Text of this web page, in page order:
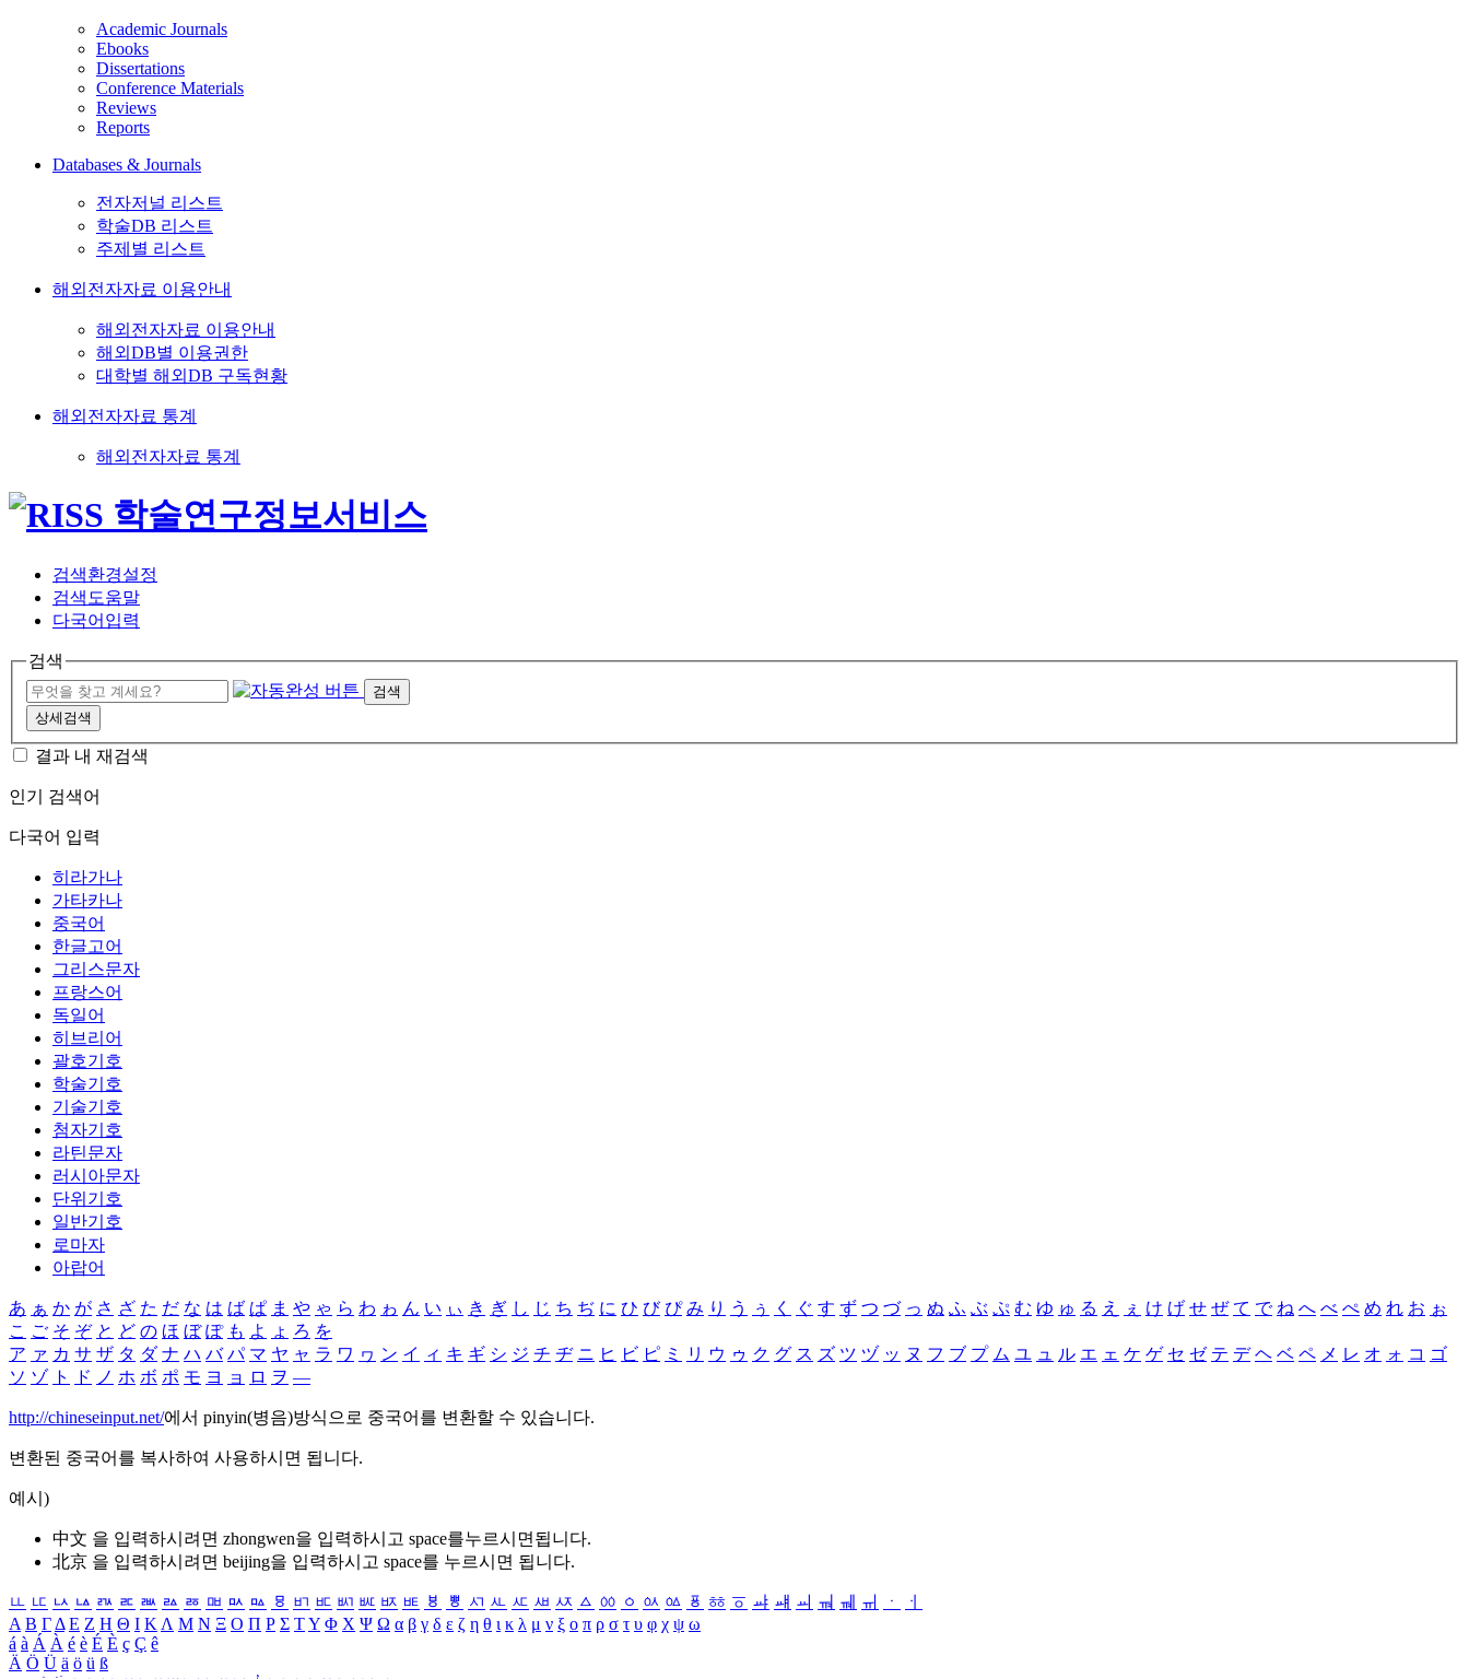
Academic Journals
Ebooks
Dissertations
Conference Materials
Reviews
Reports
Databases & Journals
전자저널 리스트
학술DB 리스트
주제별 리스트
해외전자자료 이용안내
해외전자자료 이용안내
해외DB별 이용권한
대학별 해외DB 구독현황
해외전자자료 통계
해외전자자료 통계
검색환경설정
검색도움말
다국어입력
검색
검색
상세검색
결과 내 재검색
인기 검색어
다국어 입력
히라가나
가타카나
중국어
한글고어
그리스문자
프랑스어
독일어
히브리어
괄호기호
학술기호
기술기호
첨자기호
라틴문자
러시아문자
단위기호
일반기호
로마자
아랍어
あ ぁ か が さ ざ た だ な は ば ぱ ま や ゃ ら わ ゎ ん い ぃ き ぎ し じ ち ぢ に ひ び ぴ み り う ぅ く ぐ す ず つ づ っ ぬ ふ ぶ ぷ む ゆ ゅ る え ぇ け げ せ ぜ て で ね へ べ ぺ め れ お ぉ
こ ご そ ぞ と ど の ほ ぼ ぽ も よ ょ ろ を
ア ァ カ サ ザ タ ダ ナ ハ バ パ マ ヤ ャ ラ ワ ヮ ン イ ィ キ ギ シ ジ チ ヂ ニ ヒ ビ ピ ミ リ ウ ゥ ク グ ス ズ ツ ヅ ッ ヌ フ ブ プ ム ユ ュ ル エ ェ ケ ゲ セ ゼ テ デ ヘ ベ ペ メ レ オ ォ コ ゴ
ソ ゾ ト ド ノ ホ ボ ポ モ ヨ ョ ロ ヲ ―
http://chineseinput.net/에서 pinyin(병음)방식으로 중국어를 변환할 수 있습니다.
변환된 중국어를 복사하여 사용하시면 됩니다.
예시)
中文 을 입력하시려면 zhongwen을 입력하시고 space를누르시면됩니다.
北京 을 입력하시려면 beijing을 입력하시고 space를 누르시면 됩니다.
ㅥ ㅦ ㅧ ㅨ ㅩ ㅪ ㅫ ㅬ ㅭ ㅮ ㅯ ㅰ ㅱ ㅲ ㅳ ㅴ ㅵ ㅶ ㅷ ㅸ ㅹ ㅺ ㅻ ㅼ ㅽ ㅾ ㅿ ㆀ ㆁ ㆂ ㆃ ㆄ ㆅ ㆆ ㆇ ㆈ ㆉ ㆊ ㆋ ㆌ ㆍ
ㆎ
Α Β ΓΔ Ε Ζ Η Θ Ι ΚΛ Μ Ν Ξ Ο Π Ρ Σ ΤΥ Φ Χ Ψ Ω α β γ δ ε ζ η θ ι κ λ μ ν ξ ο π ρ σ τ υ φ χ ψ ω
á à Á À é è É È ç Ç ê
Ä Ö Ü ä ö ü ß